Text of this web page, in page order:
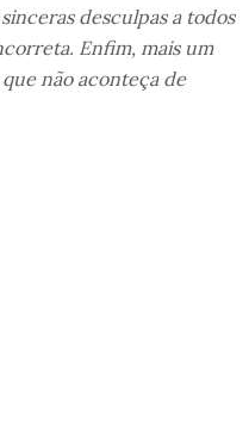
desculpas a todos
Enfim, mais um
não aconteça de